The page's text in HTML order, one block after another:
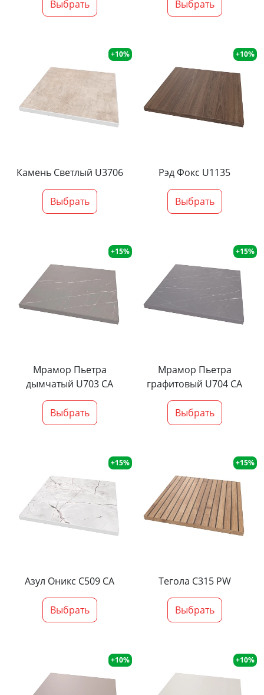
Выбрать Выбрать
+10%
Камень Светлый U3706
Выбрать
+10%
Рэд Фокс U1135
Выбрать
+15%
Мрамор Пьетра
дымчатый U703 CA
Выбрать
+15%
Мрамор Пьетра
графитовый U704 CA
Выбрать
+15%
Азул Оникс С509 СА
Выбрать
+15%
Тегола С315 PW
Выбрать
+10% +10%